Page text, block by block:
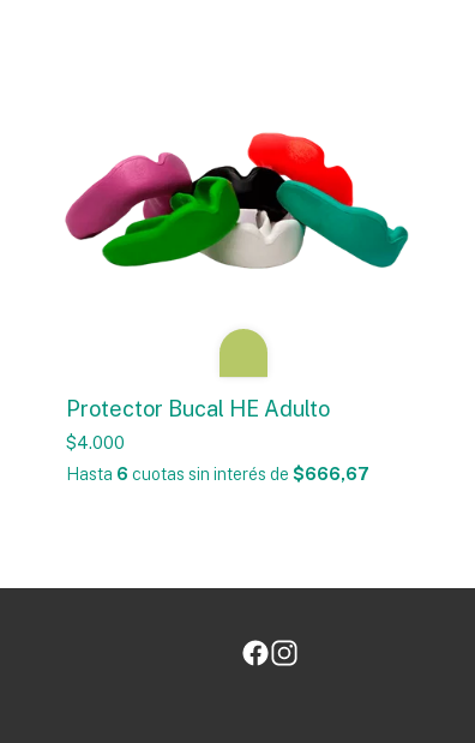
Protector Bucal HE Adulto
$4.000
Hasta 6 cuotas sin interés de $666,67